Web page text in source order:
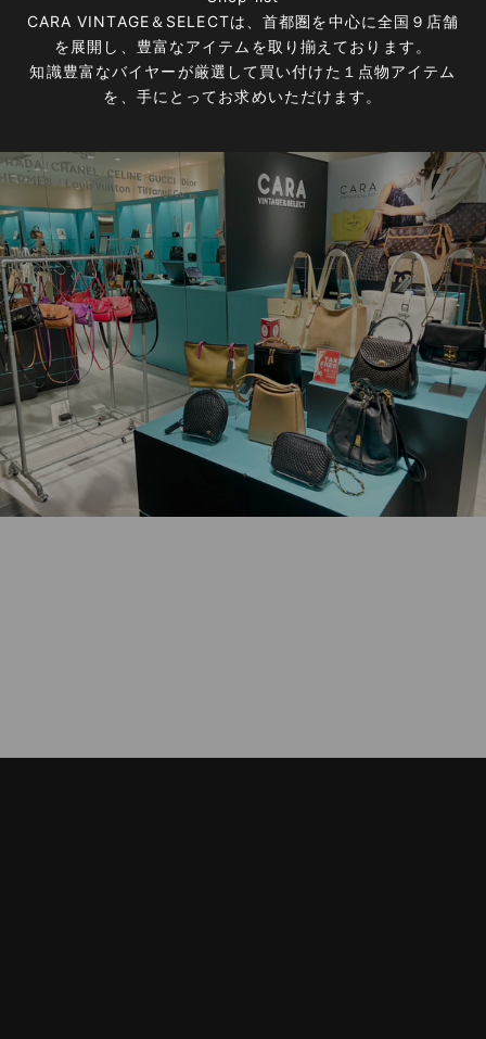
CARA VINTAGE＆SELECTは、首都圏を中心に全国９店舗
を展開し、豊富なアイテムを取り揃えております。
知識豊富なバイヤーが厳選して買い付けた１点物アイテム
を、手にとってお求めいただけます。